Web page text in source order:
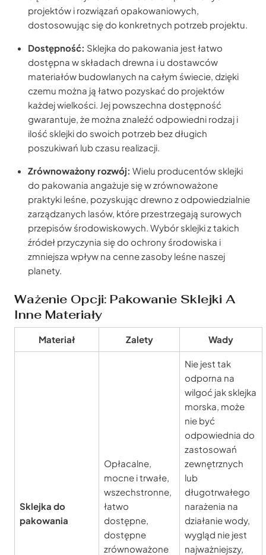
projektów i rozwiązań opakowaniowych,
dostosowując się do konkretnych potrzeb projektu.
Dostępność: Sklejka do pakowania jest łatwo
dostępna w składach drewna i u dostawców
materiałów budowlanych na całym świecie, dzięki
czemu można ją łatwo pozyskać do projektów
każdej wielkości. Jej powszechna dostępność
gwarantuje, że można znaleźć odpowiedni rodzaj i
ilość sklejki do swoich potrzeb bez długich
poszukiwań lub czasu realizacji.
Zrównoważony rozwój: Wielu producentów sklejki
do pakowania angażuje się w zrównoważone
praktyki leśne, pozyskując drewno z odpowiedzialnie
zarządzanych lasów, które przestrzegają surowych
przepisów środowiskowych. Wybór sklejki z takich
źródeł przyczynia się do ochrony środowiska i
zmniejsza wpływ na cenne zasoby leśne naszej
planety.
Ważenie Opcji: Pakowanie Sklejki A
Inne Materiały
Materiał Zalety Wady
Sklejka do
pakowania
Opłacalne,
mocne i trwałe,
wszechstronne,
łatwo
dostępne,
dostępne
zrównoważone
Nie jest tak
odporna na
wilgoć jak sklejka
morska, może
nie być
odpowiednia do
zastosowań
zewnętrznych
lub
długotrwałego
narażenia na
działanie wody,
wygląd nie jest
najważniejszy,